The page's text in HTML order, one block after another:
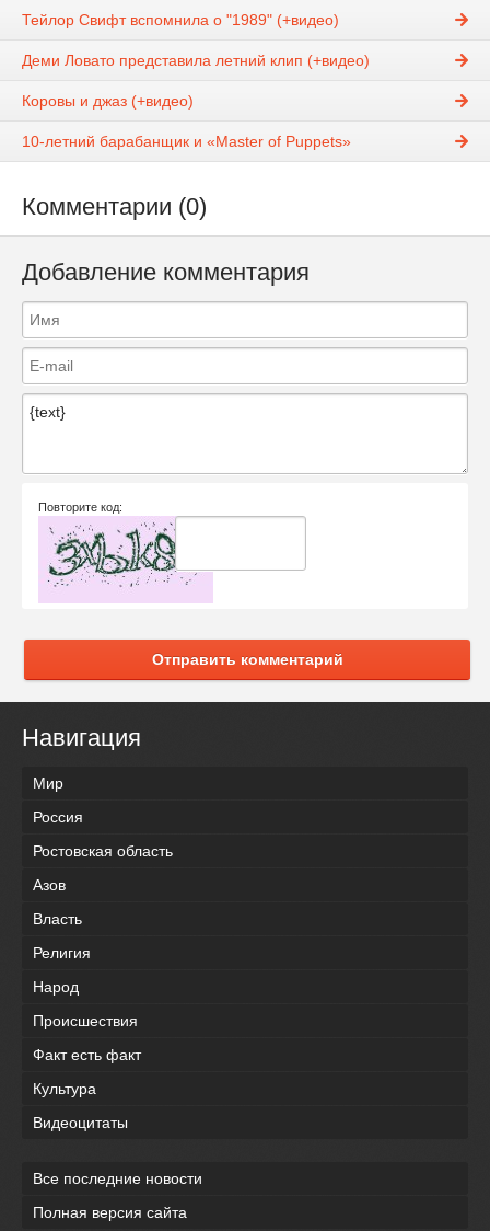
Тейлор Свифт вспомнила о "1989" (+видео)
Деми Ловато представила летний клип (+видео)
Коровы и джаз (+видео)
10-летний барабанщик и «Master of Puppets»
Комментарии (0)
Добавление комментария
Повторите код:
Отправить комментарий
Навигация
Мир
Россия
Ростовская область
Азов
Власть
Религия
Народ
Происшествия
Факт есть факт
Культура
Видеоцитаты
Все последние новости
Полная версия сайта